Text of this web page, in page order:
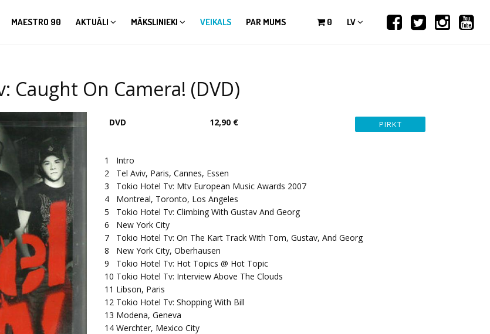
MAESTRO 90 AKTUĀLI MĀKSLINIEKI VEIKALS PAR MUMS 0 LV
On Camera! (DVD)
DVD 12,90 €
1
Intro
2
Tel Aviv, Paris, Cannes, Essen
3
Tokio Hotel Tv: Mtv European Music Awards 2007
4
Montreal, Toronto, Los Angeles
5
Tokio Hotel Tv: Climbing With Gustav And Georg
6
New York City
7
Tokio Hotel Tv: On The Kart Track With Tom, Gustav, And Georg
8
New York City, Oberhausen
9
Tokio Hotel Tv: Hot Topics @ Hot Topic
10 Tokio Hotel Tv: Interview Above The Clouds
11 Libson, Paris
12 Tokio Hotel Tv: Shopping With Bill
13 Modena, Geneva
14 Werchter, Mexico City